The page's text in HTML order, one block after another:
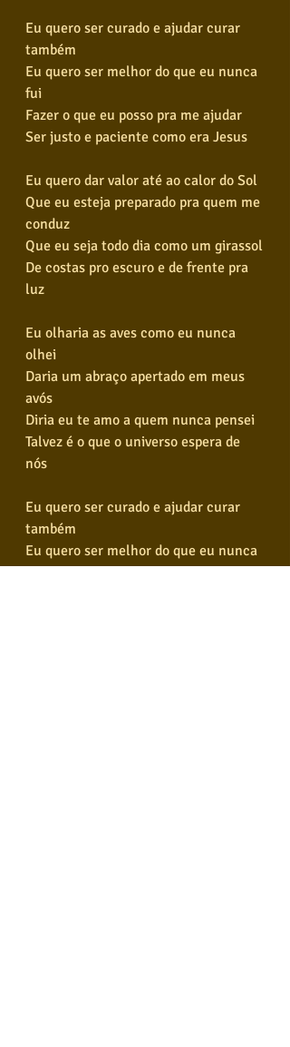
Eu quero ser curado e ajudar curar
também
Eu quero ser melhor do que eu nunca
fui
Fazer o que eu posso pra me ajudar
Ser justo e paciente como era Jesus
Eu quero dar valor até ao calor do Sol
Que eu esteja preparado pra quem me
conduz
Que eu seja todo dia como um girassol
De costas pro escuro e de frente pra
luz
Eu olharia as aves como eu nunca
olhei
Daria um abraço apertado em meus
avós
Diria eu te amo a quem nunca pensei
Talvez é o que o universo espera de
nós
Eu quero ser curado e ajudar curar
também
Eu quero ser melhor do que eu nunca
fui